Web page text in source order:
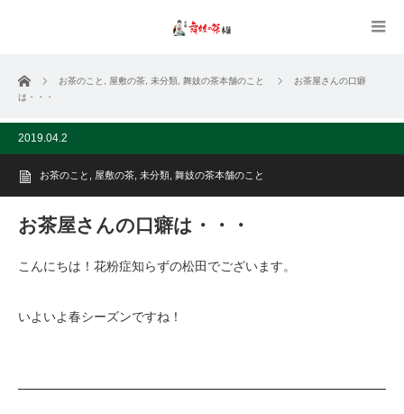
ホーム お茶のこと 屋敷の茶 未分類 舞妓の茶本舗のこと
お茶屋さんの口癖
は・・・
2019.04.2
お茶のこと 屋敷の茶 未分類 舞妓の茶本舗のこと
お茶屋さんの口癖は・・・
こんにちは！花粉症知らずの松田でございます。
いよいよ春シーズンですね！